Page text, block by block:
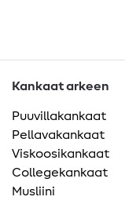
Kankaat arkeen
Puuvillakankaat
Pellavakankaat
Viskoosikankaat
Collegekankaat
Musliini